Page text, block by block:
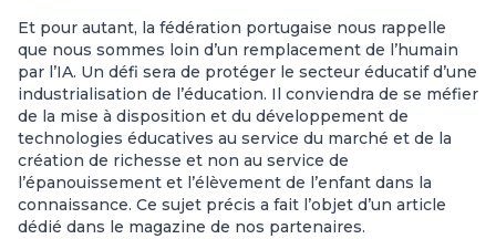
Et pour autant, la fédération portugaise nous rappelle
que nous sommes loin d’un remplacement de l’humain
par l’IA. Un défi sera de protéger le secteur éducatif d’une
industrialisation de l’éducation. Il conviendra de se méfier
de la mise à disposition et du développement de
technologies éducatives au service du marché et de la
création de richesse et non au service de
l’épanouissement et l’élèvement de l’enfant dans la
connaissance. Ce sujet précis a fait l’objet d’un article
dédié dans le magazine de nos partenaires.